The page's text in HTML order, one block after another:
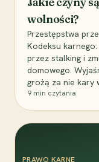
wolności?
Przestępstwa
Kodeksu
przez stalking i
domowego.
grożą za nie kary
9 min czytania
PRAWO KARNE